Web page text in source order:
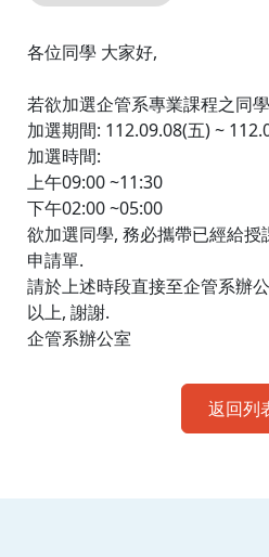
各位同學 大家好,
若欲加選企管系專業課程之同
加選期間: 112.09.08(五) ~
加選時間:
上午09:00 ~11:30
下午02:00 ~05:00
欲加選同學, 務必攜帶已經給
申請單.
請於上述時段直接至企管系辦
以上, 謝謝.
企管系辦公室
返回列